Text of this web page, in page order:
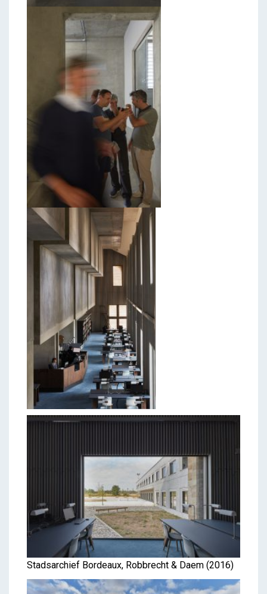
Stadsarchief Bordeaux, Robbrecht & Daem (2016)